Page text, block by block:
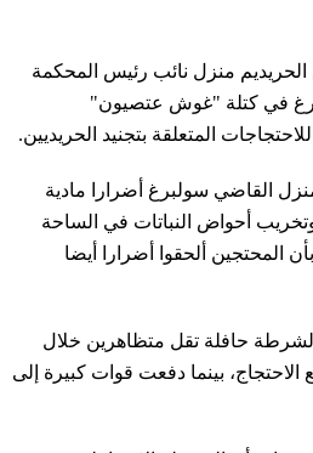
منزل نائب رئيس المحكمة
في كتلة "غوش عتصيون"
المتعلقة بتجنيد الحريديين.
القاضي سولبرغ أضرارا مادية
أحواض النباتات في الساحة
المحتجين ألحقوا أضرارا أيضا
حافلة تقل متظاهرين خلال
بينما دفعت قوات كبيرة إلى